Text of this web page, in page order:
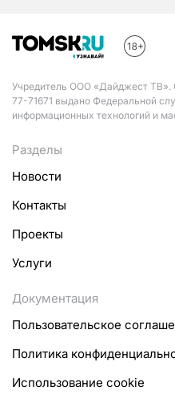
Учредитель ООО «Дайджест
77-71671 выдано Федеральной
информационных технологий и
Разделы
Новости
Контакты
Проекты
Услуги
Документация
Пользовательское
Политика
Использование cookie